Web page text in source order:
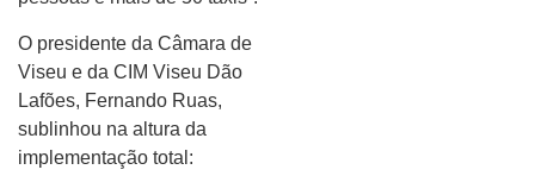
O presidente da Câmara de
Viseu e da CIM Viseu Dão
Lafões, Fernando Ruas,
sublinhou na altura da
implementação total: